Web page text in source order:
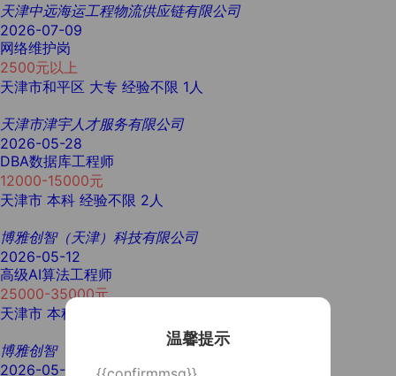
天津中远海运工程物流供应链有限公司
2026-07-09
网络维护岗
2500元以上
天津市和平区 大专 经验不限 1人
天津市津宇人才服务有限公司
2026-05-28
DBA数据库工程师
12000-15000元
天津市 本科 经验不限 2人
博雅创智（天津）科技有限公司
2026-05-12
高级AI算法工程师
25000-35000元
天津市 本科
博雅创智（天津）科技有限公司
2026-05-12
温馨提示